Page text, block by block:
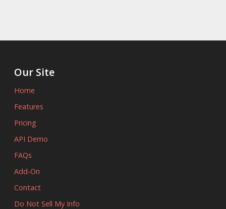
Our Site
Home
Features
Pricing
API Demo
FAQs
Add-On
Contact
Do Not Sell My Info